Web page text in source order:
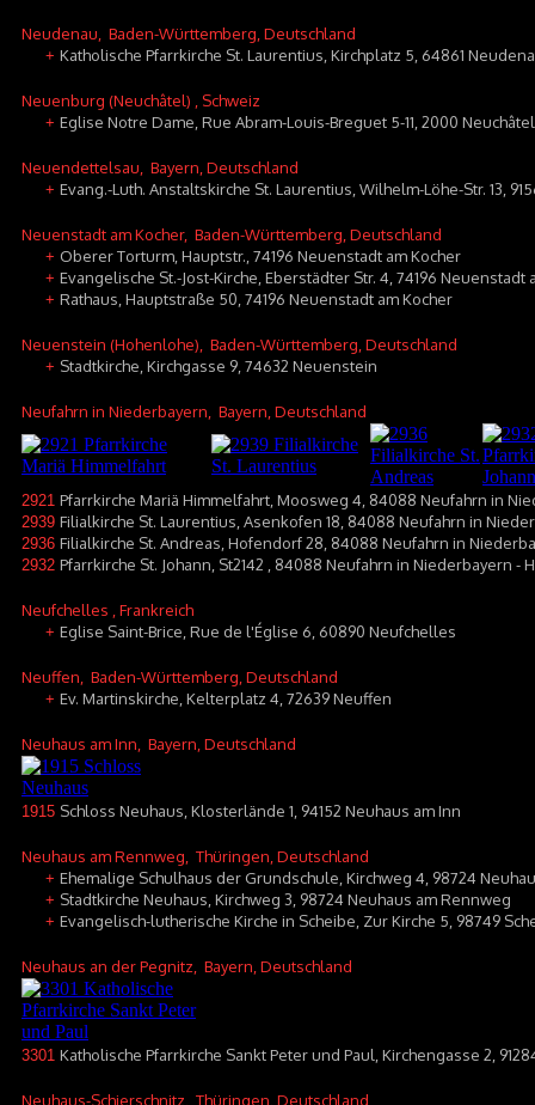
Neudenau , Baden-Württemberg, Deutschland
+ Katholische Pfarrkirche St. Laurentius, Kirchplatz 5, 64861
Neuenburg (Neuchâtel) , Schweiz
+ Eglise Notre Dame, Rue Abram-Louis-Breguet 5-11, 2000 Neuchâtel
Neuendettelsau , Bayern, Deutschland
+ Evang.-Luth. Anstaltskirche St. Laurentius, Wilhelm-Löhe-Str. 13,
Neuenstadt am Kocher, Baden-Württemberg, Deutschland
+ Oberer Torturm, Hauptstr., 74196 Neuenstadt am Kocher
+ Evangelische St.-Jost-Kirche, Eberstädter Str. 4, 74196
+ Rathaus, Hauptstraße 50, 74196 Neuenstadt am Kocher
Neuenstein (Hohenlohe) , Baden-Württemberg, Deutschland
+ Stadtkirche, Kirchgasse 9, 74632 Neuenstein
Neufahrn in Niederbayern , Bayern, Deutschland
2921 Pfarrkirche Mariä Himmelfahrt, Moosweg 4, 84088 Neufahrn in
2939 Filialkirche St. Laurentius, Asenkofen 18, 84088 Neufahrn in
2936 Filialkirche St. Andreas, Hofendorf 28, 84088 Neufahrn in
2932 Pfarrkirche St. Johann, St2142 , 84088 Neufahrn in Niederbayern -
Neufchelles , Frankreich
+ Eglise Saint-Brice, Rue de l'Église 6, 60890 Neufchelles
Neuffen , Baden-Württemberg, Deutschland
+ Ev. Martinskirche, Kelterplatz 4, 72639 Neuffen
Neuhaus am Inn , Bayern, Deutschland
1915 Schloss Neuhaus, Klosterlände 1, 94152 Neuhaus am Inn
Neuhaus am Rennweg , Thüringen, Deutschland
+ Ehemalige Schulhaus der Grundschule, Kirchweg 4, 98724
+ Stadtkirche Neuhaus, Kirchweg 3, 98724 Neuhaus am Rennweg
+ Evangelisch-lutherische Kirche in Scheibe, Zur Kirche 5, 98749
Neuhaus an der Pegnitz , Bayern, Deutschland
3301 Katholische Pfarrkirche Sankt Peter und Paul, Kirchengasse 2,
Neuhaus-Schierschnitz , Thüringen, Deutschland